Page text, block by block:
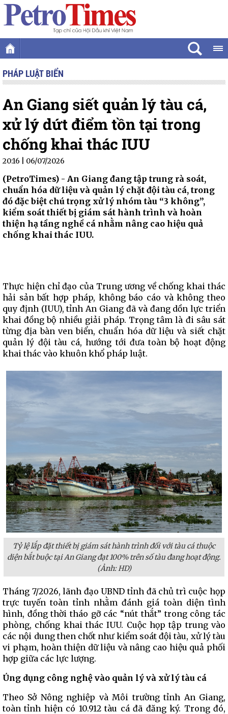
PHÁP LUẬT BIỂN
An Giang siết quản lý tàu cá,
xử lý dứt điểm tồn tại trong
chống khai thác IUU
20:16 | 06/07/2026
(PetroTimes) - An Giang đang tập trung rà soát,
chuẩn hóa dữ liệu và quản lý chặt đội tàu cá, trong
đó đặc biệt chú trọng xử lý nhóm tàu “3 không”,
kiểm soát thiết bị giám sát hành trình và hoàn
thiện hạ tầng nghề cá nhằm nâng cao hiệu quả
chống khai thác IUU.
Thực hiện chỉ đạo của Trung ương về chống khai thác
hải sản bất hợp pháp, không báo cáo và không theo
quy định (IUU), tỉnh An Giang đã và đang dồn lực triển
khai đồng bộ nhiều giải pháp. Trọng tâm là đi sâu sát
từng địa bàn ven biển, chuẩn hóa dữ liệu và siết chặt
quản lý đội tàu cá, hướng tới đưa toàn bộ hoạt động
khai thác vào khuôn khổ pháp luật.
Tỷ lệ lắp đặt thiết bị giám sát hành trình đối với tàu cá thuộc
diện bắt buộc tại An Giang đạt 100% trên số tàu đang hoạt động.
(Ảnh: HD)
Tháng 7/2026, lãnh đạo UBND tỉnh đã chủ trì cuộc họp
trực tuyến toàn tỉnh nhằm đánh giá toàn diện tình
hình, đồng thời tháo gỡ các “nút thắt” trong công tác
phòng, chống khai thác IUU. Cuộc họp tập trung vào
các nội dung then chốt như kiểm soát đội tàu, xử lý tàu
vi phạm, hoàn thiện dữ liệu và nâng cao hiệu quả phối
hợp giữa các lực lượng.
Úng dụng công nghệ vào quản lý và xử lý tàu cá
Theo Sở Nông nghiệp và Môi trường tỉnh An Giang,
toàn tỉnh hiện có 10.912 tàu cá đã đăng ký. Trong đó,